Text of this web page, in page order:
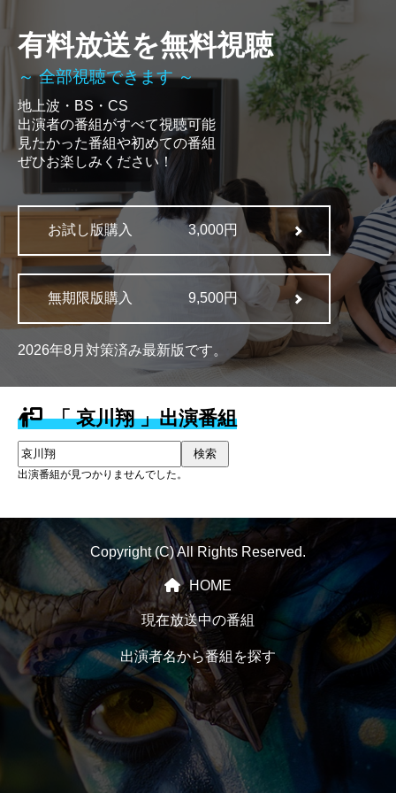
有料放送を無料視聴
～ 全部視聴できます ～
地上波・BS・CS
出演者の番組がすべて視聴可能
見たかった番組や初めての番組
ぜひお楽しみください！
お試し版購入 3,000円
無期限版購入 9,500円
2026年8月対策済み最新版です。
「 哀川翔 」出演番組
検索
出演番組が見つかりませんでした。
Copyright (C) All Rights Reserved.
HOME
現在放送中の番組
出演者名から番組を探す